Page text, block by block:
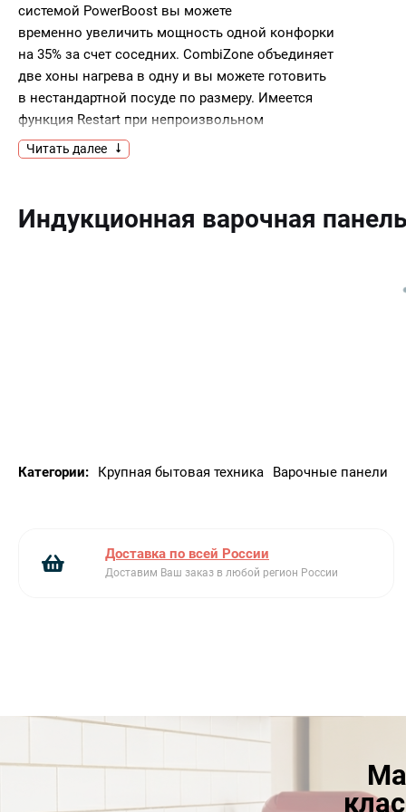
системой PowerBoost вы можете
временно увеличить мощность одной конфорки
на 35% за счет соседних. CombiZone объединяет
две хоны нагрева в одну и вы можете готовить
в нестандартной посуде по размеру. Имеется
функция Restart при непроизвольном
выключении устройства настройки
восстановятся при следующем
особенности:PowerBoostCombiZoneRestart
Читать далее
Индукционная варочная
Категории: Крупная бытовая техника Варочные панели
Доставка по всей России
Доставим Ваш заказ в любой регион России